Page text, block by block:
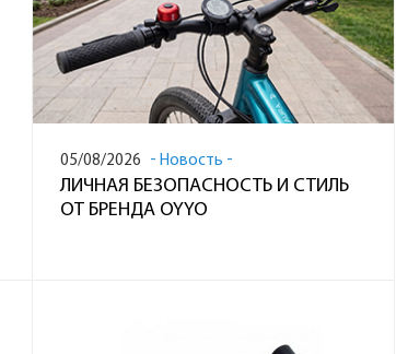
05/08/2026 Новость
ЛИЧНАЯ БЕЗОПАСНОСТЬ И СТИЛЬ
ОТ БРЕНДА OYYO